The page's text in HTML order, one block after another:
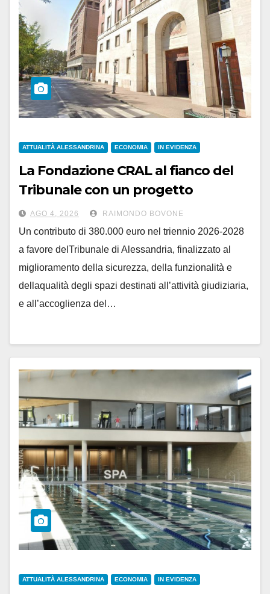
ATTUALITÀ ALESSANDRINA ECONOMIA IN EVIDENZA
La Fondazione CRAL al fianco del
Tribunale con un progetto
triennale di interventi
AGO 4, 2026 RAIMONDO BOVONE
Un contributo di 380.000 euro nel triennio 2026-2028
a favore delTribunale di Alessandria, finalizzato al
miglioramento della sicurezza, della funzionalità e
dellaqualità degli spazi destinati all’attività giudiziaria,
e all’accoglienza del…
ATTUALITÀ ALESSANDRINA ECONOMIA IN EVIDENZA